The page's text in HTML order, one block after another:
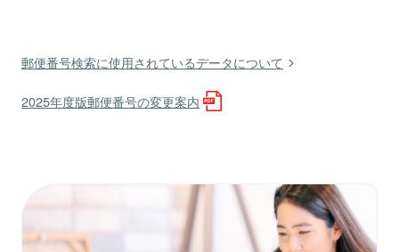
郵便番号検索に使用されているデータについて
2025年度版郵便番号の変更案内